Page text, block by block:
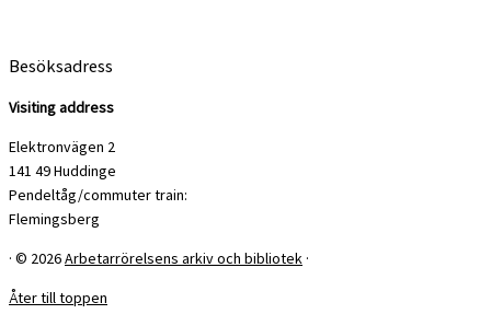
Besöksadress
Visiting address
Elektronvägen 2
141 49 Huddinge
Pendeltåg/commuter train:
Flemingsberg
· © 2026Arbetarrörelsens arkiv och bibliotek ·
Åter till toppen